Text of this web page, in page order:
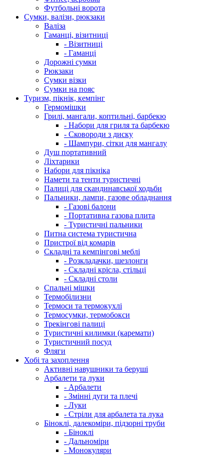
Футбольні ворота
Сумки, валізи, рюкзаки
Валіза
Гаманці, візитниці
- Візитниці
- Гаманці
Дорожні сумки
Рюкзаки
Сумки візки
Сумки на пояс
Туризм, пікнік, кемпінг
Гермомішки
Грилі, мангали, коптильні, барбекю
- Набори для гриля та барбекю
- Сковороди з диску
- Шампури, сітки для мангалу
Душ портативний
Ліхтарики
Набори для пікніка
Намети та тенти туристичні
Палиці для скандинавської ходьби
Пальники, лампи, газове обладнання
- Газові балони
- Портативна газова плита
- Туристичні пальники
Питна система туристична
Пристрої від комарів
Складні та кемпінгові меблі
- Розкладачки, шезлонги
- Складні крісла, стільці
- Складні столи
Спальні мішки
Термобілизни
Термоси та термокухлі
Термосумки, термобокси
Трекінгові палиці
Туристичні килимки (каремати)
Туристичний посуд
Фляги
Хобі та захоплення
Активні навушники та беруші
Арбалети та луки
- Арбалети
- Змінні дуги та плечі
- Луки
- Стріли для арбалета та лука
Біноклі, далекоміри, підзорні труби
- Біноклі
- Дальноміри
- Монокуляри